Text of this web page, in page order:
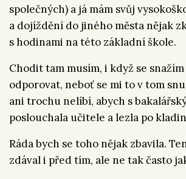
společných) a já mám svůj
a dojíždění do jiného města nějak
s hodinami na této základní škole.
Chodit tam musím, i když se
odporovat, neboť se mi to v tom
ani trochu nelíbí, abych s
poslouchala učitele a lezla po
Ráda bych se toho nějak zbavila.
zdával i před tím, ale ne tak často